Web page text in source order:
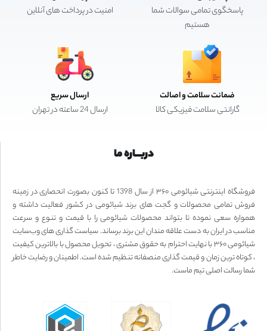
پاسخگوی تمامی سوالات شما
هستیم
امنیت در پرداخت های آنلاین
ضمانت سلامت و اصالت
گارانتی سلامت فیزیکی کالا
ارسال سریع
ارسال 24 ساعته در تهران
دربـــاره ما
فروشگاه اینترنتی شیائومی ۳۶۰ از سال 1398 تا کنون بصورت انحصاری در زمینه
فروش تمامی محصولات و گجت های برند شیائومی در کشور فعالیت داشته و
همواره سعی نموده تا بتواند محصولات شیائومی را با قیمت و تنوع و سرعت
مناسب در ایران به دست علاقه مندان این برند برساند. سیاست گذاری های وب‌سایت
شیائومی ۳۶۰ با نهایت احترام به حقوق مشتری ، تحویل محصول با بالاترین کیفیت
، کوتاه ترین زمان و قیمت گذاری منصفانه تنظیم شده است. اطمینان و رضایت خاطر
شما رسالت اصلی تیم ماست.